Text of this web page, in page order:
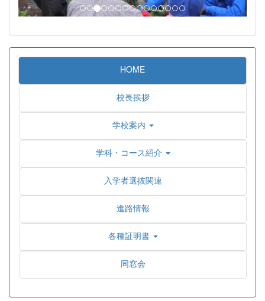
HOME
校長挨拶
学校案内
学科・コース紹介
入学者選抜関連
進路情報
各種証明書
同窓会